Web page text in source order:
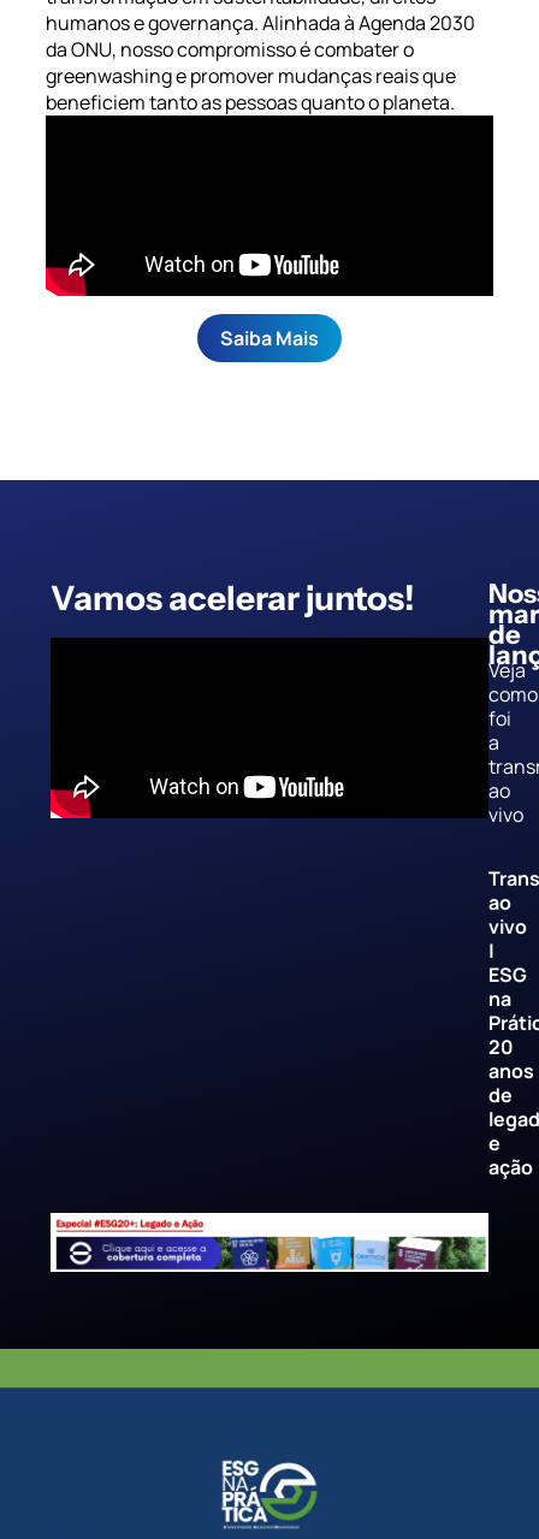
Saiba mais sobre a Medalha Kofi Annan
Entenda mais sobre o mercado ESG
Saiba mais sobre a Medalha Kofi Annan
Entenda mais sobre o mercado ESG
Saiba mais sobre a Medalha Kofi Annan
Entenda mais sobre o mercado ESG
humanos e governança. Alinhada à Agenda 2030
da ONU, nosso compromisso é combater o
greenwashing e promover mudanças reais que
beneficiem tanto as pessoas quanto o plane​ta.
Saiba Mais
Vamos acelerar juntos!
de
Veja
como
foi
a
ao
vivo
ao
vivo
|
ESG
na
20
anos
de
e
ação